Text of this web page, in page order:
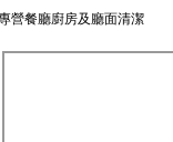
營餐廳廚房及廳面清潔